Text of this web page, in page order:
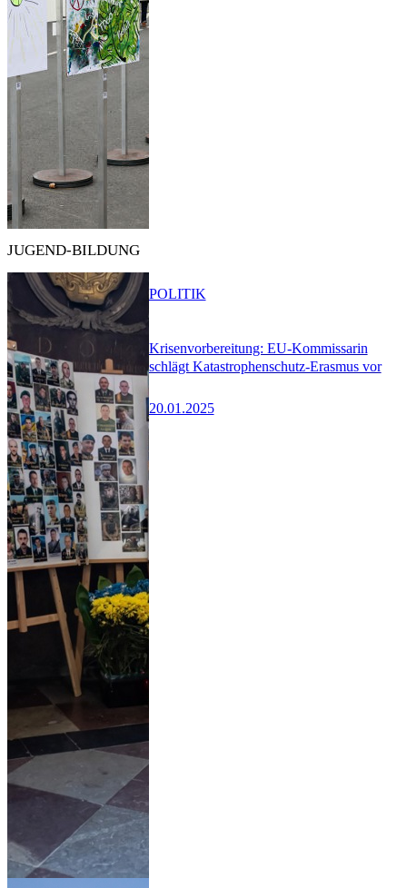
JUGEND-BILDUNG
Krisenvorbereitung: EU-Kommissarin
schlägt Katastrophenschutz-Erasmus vor
20.01.2025
POLITIK